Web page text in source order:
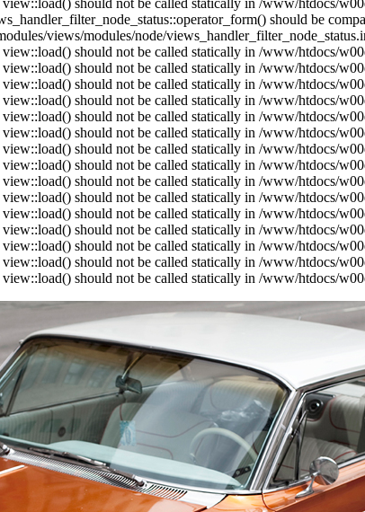
should not be called statically in /www/htdocs/
should be
views/modules/node/
should not be called statically in /www/htdocs/
should not be called statically in /www/htdocs/
should not be called statically in /www/htdocs/
should not be called statically in /www/htdocs/
should not be called statically in /www/htdocs/
should not be called statically in /www/htdocs/
should not be called statically in /www/htdocs/
should not be called statically in /www/htdocs/
should not be called statically in /www/htdocs/
should not be called statically in /www/htdocs/
should not be called statically in /www/htdocs/
should not be called statically in /www/htdocs/
should not be called statically in /www/htdocs/
should not be called statically in /www/htdocs/
should not be called statically in /www/htdocs/